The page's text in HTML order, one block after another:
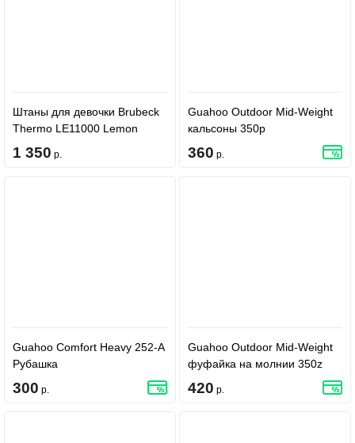
Штаны для девочки Brubeck
Thermo LE11000 Lemon
1 350 р.
Guahoo Outdoor Mid-Weight
кальсоны 350p
360 р.
Guahoo Comfort Heavy 252-A
Рубашка
300 р.
Guahoo Outdoor Mid-Weight
фуфайка на молнии 350z
420 р.